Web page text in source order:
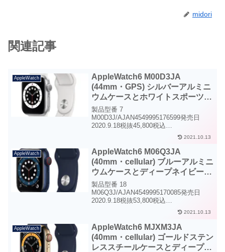
midori
関連記事
AppleWatch
AppleWatch6 M00D3JA
(44mm・GPS) シルバーアルミニ
ウムケースとホワイトスポーツバ
ンド
製品型番 7
M00D3J/AJAN4549995176599発売日
2020.9.18税抜45,800税込
50,380AppleWatch6 GPS 44mm シルバ
ーアルミニウムケースとホワイトスポー
ツバンドAppleWatch6 GPS...
2021.10.13
AppleWatch
AppleWatch6 M06Q3JA
(40mm・cellular) ブルーアルミニ
ウムケースとディープネイビース
ポーツバンド
製品型番 18
M06Q3J/AJAN4549995170085発売日
2020.9.18税抜53,800税込
59,180AppleWatch6・cellular・40mm (ブ
ルーアルミニウムケースとディープネイ
ビースポーツバンド)Appl...
2021.10.13
AppleWatch
AppleWatch6 MJXM3JA
(40mm・cellular) ゴールドステン
レススチールケースとディープネ